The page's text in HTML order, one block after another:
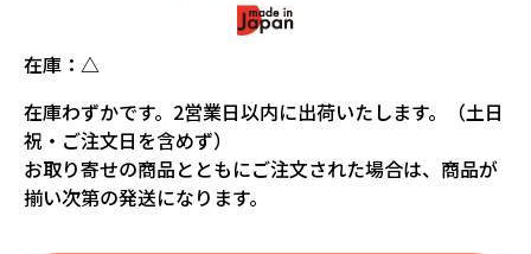
在庫： △
在庫わずかです。2営業日以内に出荷いたします。（土日
祝・ご注文日を含めず）
お取り寄せの商品とともにご注文された場合は、商品が
揃い次第の発送になります。